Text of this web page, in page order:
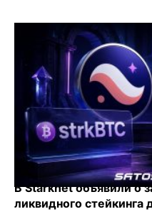
В Starknet объявили о
ликвидного стейкинга